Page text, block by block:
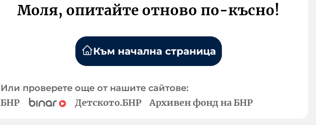
Моля, опитайте отново по-късно!
Към начална страница
Или проверете още от нашите сайтове:
БНР Детското.БНР Архивен фонд на БНР